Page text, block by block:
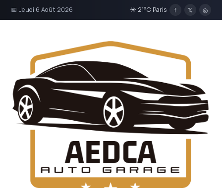
📅 Jeudi 6 Août 2026 ☀ 21°C Paris f 𝕏 ◎